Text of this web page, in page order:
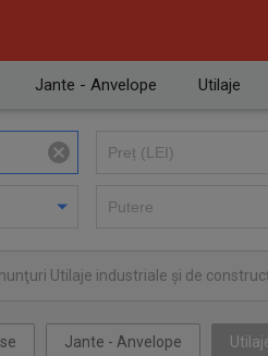
Jante - Anvelope Utilaje
Utilaje industriale și de
Jante - Anvelope